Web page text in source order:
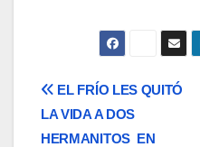
Navegación
de
EL FRÍO LES QUITÓ
LA VIDA A DOS
HERMANITOS EN